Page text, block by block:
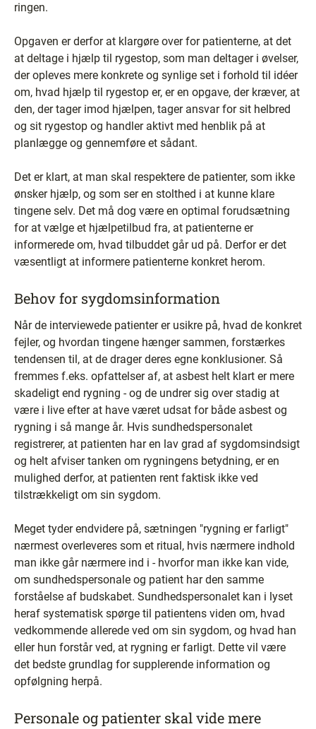
ringen.
Opgaven er derfor at klargøre over for patienterne, at det
at deltage i hjælp til rygestop, som man deltager i øvelser,
der opleves mere konkrete og synlige set i forhold til idéer
om, hvad hjælp til rygestop er, er en opgave, der kræver, at
den, der tager imod hjælpen, tager ansvar for sit helbred
og sit rygestop og handler aktivt med henblik på at
planlægge og gennemføre et sådant.
Det er klart, at man skal respektere de patienter, som ikke
ønsker hjælp, og som ser en stolthed i at kunne klare
tingene selv. Det må dog være en optimal forudsætning
for at vælge et hjælpetilbud fra, at patienterne er
informerede om, hvad tilbuddet går ud på. Derfor er det
væsentligt at informere patienterne konkret herom.
Behov for sygdomsinformation
Når de interviewede patienter er usikre på, hvad de konkret
fejler, og hvordan tingene hænger sammen, forstærkes
tendensen til, at de drager deres egne konklusioner. Så
fremmes f.eks. opfattelser af, at asbest helt klart er mere
skadeligt end rygning - og de undrer sig over stadig at
være i live efter at have været udsat for både asbest og
rygning i så mange år. Hvis sundhedspersonalet
registrerer, at patienten har en lav grad af sygdomsindsigt
og helt afviser tanken om rygningens betydning, er en
mulighed derfor, at patienten rent faktisk ikke ved
tilstrækkeligt om sin sygdom.
Meget tyder endvidere på, sætningen "rygning er farligt"
nærmest overleveres som et ritual, hvis nærmere indhold
man ikke går nærmere ind i - hvorfor man ikke kan vide,
om sundhedspersonale og patient har den samme
forståelse af budskabet. Sundhedspersonalet kan i lyset
heraf systematisk spørge til patientens viden om, hvad
vedkommende allerede ved om sin sygdom, og hvad han
eller hun forstår ved, at rygning er farligt. Dette vil være
det bedste grundlag for supplerende information og
opfølgning herpå.
Personale og patienter skal vide mere